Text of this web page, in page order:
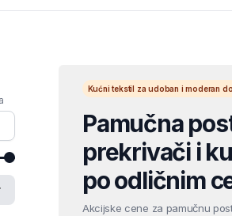
Kućni tekstil za udoban i moderan
Pamučna
prekrivači i
po odličnim
Akcijske cene za pamučnu